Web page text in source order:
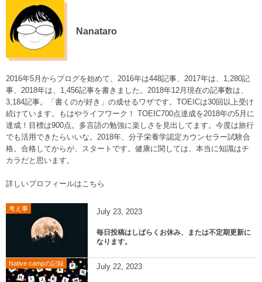
Nanataro
2016年5月からブログを始めて、2016年は448記事、2017年は、1,280記
事、2018年は、1,456記事を書きました。2018年12月現在の記事数は、
3,184記事。「書くのが好き」の成せるワザです。TOEICは30回以上受け
続けています。もはやライフワーク！ TOEIC700点達成を2018年の5月に
達成！目標は900点。多言語の勉強に楽しさを見出してます。今度は旅行
でも活用できたらいいな。2018年、分子栄養学認定カウンセラー試験合
格。合格してからが、スタートです。健康に関しては、本当に知識はチ
カラだと思います。
詳しいプロフィールはこちら
考え事 July 23, 2023
毎日投稿はしばらくお休み、または不定期更新に
なります。
Native campの記録 July 22, 2023